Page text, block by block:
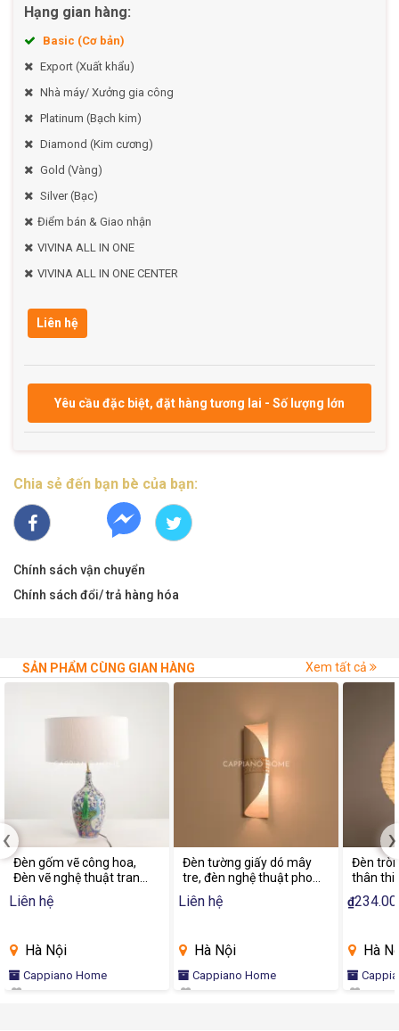
Hạng gian hàng:
Basic (Cơ bản)
Export (Xuất khẩu)
Nhà máy/ Xưởng gia công
Platinum (Bạch kim)
Diamond (Kim cương)
Gold (Vàng)
Silver (Bạc)
Điểm bán & Giao nhận
VIVINA ALL IN ONE
VIVINA ALL IN ONE CENTER
Liên hệ
Yêu cầu đặc biệt, đặt hàng tương lai - Số lượng lớn
Chia sẻ đến bạn bè của bạn:
Chính sách vận chuyển
Chính sách đổi/ trả hàng hóa
SẢN PHẨM CÙNG GIAN HÀNG Xem tất cả
Đèn gốm vẽ công hoa,
Đèn vẽ nghệ thuật trang
trí phòng khách, phòng
ngủ, Đèn decor cao cấp |
Liên hệ
Hà Nội
Cappiano Home
Đèn tường giấy dó mây
tre, đèn nghệ thuật phong
cách châu âu, đèn trang
trí tường | Capiano Home
Liên hệ
Hà Nội
Cappiano Home
Đèn
thân
đèn
khách,
₫
Hà
‹ ›